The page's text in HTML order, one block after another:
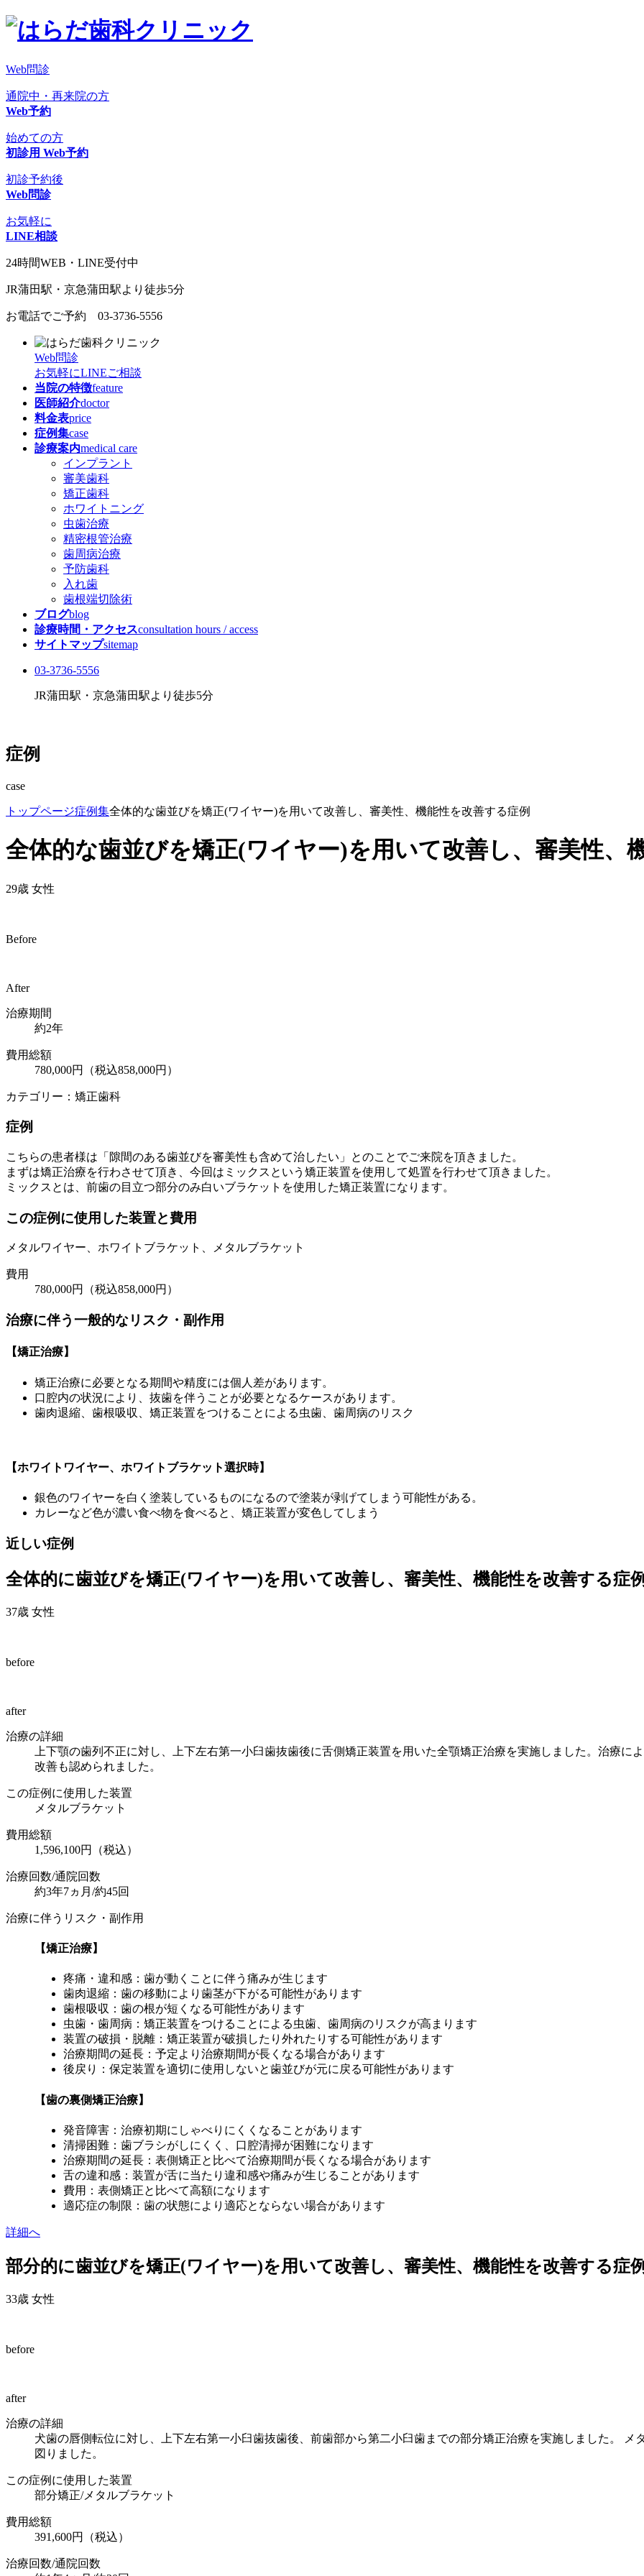
Web問診
通院中・再来院の方
Web予約
始めての方
初診用 Web予約
初診予約後
Web問診
お気軽に
LINE相談
24時間WEB・LINE受付中
JR蒲田駅・京急蒲田駅より徒歩5分
お電話でご予約 03-3736-5556
Web問診
お気軽にLINEご相談
当院の特徴feature
医師紹介doctor
料金表price
症例集case
診療案内medical care
インプラント
審美歯科
矯正歯科
ホワイトニング
虫歯治療
精密根管治療
歯周病治療
予防歯科
入れ歯
歯根端切除術
ブログblog
診療時間・アクセスconsultation hours / access
サイトマップsitemap
03-3736-5556
JR蒲田駅・京急蒲田駅より徒歩5分
症例
case
トップページ症例集全体的な歯並びを矯正(ワイヤー)を用いて改善し、審美性、機能性を改善する症例
全体的な歯並びを矯正(ワイヤー)を用いて改善し、審美性、
29歳 女性
Before
After
治療期間
約2年
費用総額
780,000円（税込858,000円）
カテゴリー：矯正歯科
症例
こちらの患者様は「隙間のある歯並びを審美性も含めて治したい」とのことでご来院を頂きました。
まずは矯正治療を行わさせて頂き、今回はミックスという矯正装置を使用して処置を行わせて頂きました。
ミックスとは、前歯の目立つ部分のみ白いブラケットを使用した矯正装置になります。
この症例に使用した装置と費用
メタルワイヤー、ホワイトブラケット、メタルブラケット
費用
780,000円（税込858,000円）
治療に伴う一般的なリスク・副作用
【矯正治療】
矯正治療に必要となる期間や精度には個人差があります。
口腔内の状況により、抜歯を伴うことが必要となるケースがあります。
歯肉退縮、歯根吸収、矯正装置をつけることによる虫歯、歯周病のリスク
【ホワイトワイヤー、ホワイトブラケット選択時】
銀色のワイヤーを白く塗装しているものになるので塗装が剥げてしまう可能性がある。
カレーなど色が濃い食べ物を食べると、矯正装置が変色してしまう
近しい症例
全体的に歯並びを矯正(ワイヤー)を用いて改善し、審美性、機能性を改善する症
37歳 女性
before
after
治療の詳細
上下顎の歯列不正に対し、上下左右第一小臼歯抜歯後に舌側矯正装置を用いた全顎矯正治療を実施しました。治療
改善も認められました。
この症例に使用した装置
メタルブラケット
費用総額
1,596,100円（税込）
治療回数/通院回数
約3年7ヵ月/約45回
治療に伴うリスク・副作用
【矯正治療】
疼痛・違和感：歯が動くことに伴う痛みが生じます
歯肉退縮：歯の移動により歯茎が下がる可能性があります
歯根吸収：歯の根が短くなる可能性があります
虫歯・歯周病：矯正装置をつけることによる虫歯、歯周病のリスクが高まります
装置の破損・脱離：矯正装置が破損したり外れたりする可能性があります
治療期間の延長：予定より治療期間が長くなる場合があります
後戻り：保定装置を適切に使用しないと歯並びが元に戻る可能性があります
【歯の裏側矯正治療】
発音障害：治療初期にしゃべりにくくなることがあります
清掃困難：歯ブラシがしにくく、口腔清掃が困難になります
治療期間の延長：表側矯正と比べて治療期間が長くなる場合があります
舌の違和感：装置が舌に当たり違和感や痛みが生じることがあります
費用：表側矯正と比べて高額になります
適応症の制限：歯の状態により適応とならない場合があります
詳細へ
部分的に歯並びを矯正(ワイヤー)を用いて改善し、審美性、機能性を改善する症
33歳 女性
before
after
治療の詳細
犬歯の唇側転位に対し、上下左右第一小臼歯抜歯後、前歯部から第二小臼歯までの部分矯正治療を実施しました。
図りました。
この症例に使用した装置
部分矯正/メタルブラケット
費用総額
391,600円（税込）
治療回数/通院回数